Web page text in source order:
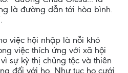
là đường dẫn tới hòa bình.
việc hội nhập là nỗi khó
việc thích ứng với xã hội
sự kỳ thị chủng tộc và thiên
đối với họ. Như tục họ cưới